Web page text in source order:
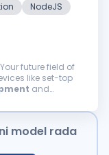
NodeJS
like set-top
and
model rada